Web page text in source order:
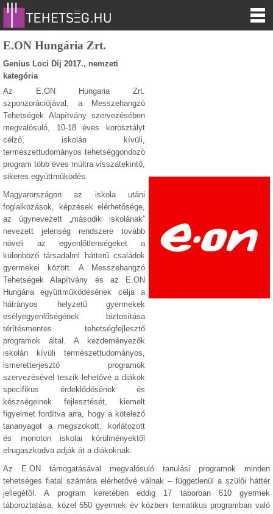
E.ON Hungária Zrt.
Genius Loci Díj 2017., nemzeti
kategória
Az E.ON Hungaria Zrt.
szponzorációjával, a Messzehangzó
Tehetségek Alapítvány szervezésében
megvalósuló, 10-18 éves korosztályt
célzó, iskolán kívüli,
természettudományos tehetséggondozó
program több éves múltra visszatekintő,
sikeres együttműködés.
Magyarországon az iskola utáni
foglalkozások, képzések elérhetősége,
az úgynevezett „második iskolának”
nevezett jelenség rendszere tovább
növeli az egyenlőtlenségeket a
különböző társadalmi hátterű családok
gyermekei között. A Messzehangzó
Tehetségek Alapítvány és az E.ON
Hungária együttműködésének célja a
hátrányos helyzetű gyermekek
esélyegyenlőségének biztosítása
térítésmentes tehetségfejlesztő
programok által. A kezdeményezők
iskolán kívüli természettudományos,
ismeretterjesztő programok
szervezésével teszik lehetővé a diákok
specifikus érdeklődésének és
készségeinek fejlesztését, kiemelt
figyelmet fordítva arra, hogy a kötelező
tananyagot a megszokott, korlátozott
és monoton iskolai körülményektől
elrugaszkodva adják át a diákoknak.
Az E.ON támogatásával megvalósuló tanulási programok minden
tehetséges fiatal számára elérhetővé válnak – függetlenül a szülői háttér
jellegétől. A program keretében eddig 17 táborban 610 gyermek
táboroztatása, közel 550 gyermek év közbeni tematikus programban való